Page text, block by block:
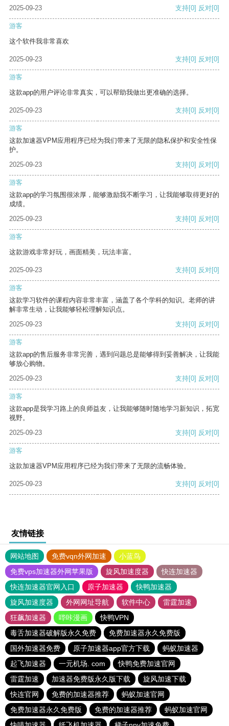
2025-09-23 支持[0] 反对[0]
游客
这个软件我非常喜欢
2025-09-23 支持[0] 反对[0]
游客
这款app的用户评论非常真实，可以帮助我做出更准确的选择。
2025-09-23 支持[0] 反对[0]
游客
这款加速器VPM应用程序已经为我们带来了无限的隐私保护和安全性保
护。
2025-09-23
支持[0] 反对[0]
游客
这款app的学习氛围很浓厚，能够激励我不断学习，让我能够取得更好的
成绩。
2025-09-23
支持[0] 反对[0]
游客
这款游戏非常好玩，画面精美，玩法丰富。
2025-09-23 支持[0] 反对[0]
游客
这款学习软件的课程内容非常丰富，涵盖了各个学科的知识。老师的讲
解非常生动，让我能够轻松理解知识点。
2025-09-23
支持[0] 反对[0]
游客
这款app的售后服务非常完善，遇到问题总是能够得到妥善解决，让我能
够放心购物。
2025-09-23
支持[0] 反对[0]
游客
这款app是我学习路上的良师益友，让我能够随时随地学习新知识，拓宽
视野。
2025-09-23
支持[0] 反对[0]
游客
这款加速器VPM应用程序已经为我们带来了无限的流畅体验。
2025-09-23 支持[0] 反对[0]
友情链接
网站地图 免费vqn外网加速
小蓝鸟
免费vps加速器外网苹果版
旋风加速度器
快连加速器
快连加速器官网入口
原子加速器
快鸭加速器
旋风加速度器
外网网址导航 软件中心
雷霆加速
狂飙加速器
哔咔漫画
快鸭VPN
毒舌加速器破解版永久免费
免费加速器永久免费版
国外加速器免费
原子加速器app官方下载
蚂蚁加速器
起飞加速器
一元机场. com
快鸭免费加速官网
雷霆加速
加速器免费版永久版下载
旋风加速下载
快连官网
免费的加速器推荐
蚂蚁加速官网
免费加速器永久免费版
免费的加速器推荐
蚂蚁加速官网